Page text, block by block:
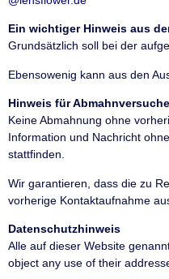
Ein wichtiger Hinweis aus
Grundsätzlich soll bei der
Ebensowenig kann aus den
Hinweis für Abmahnversuche
Keine Abmahnung ohne
Information und Nachricht
stattfinden.
Wir garantieren, dass die zu
vorherige Kontaktaufnahme
Datenschutzhinweis
Alle auf dieser Website
object any use of their